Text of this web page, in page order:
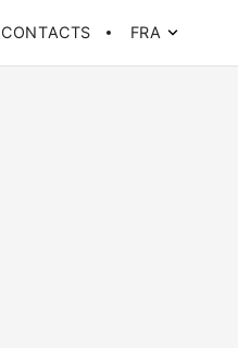
CONTACTS FRA